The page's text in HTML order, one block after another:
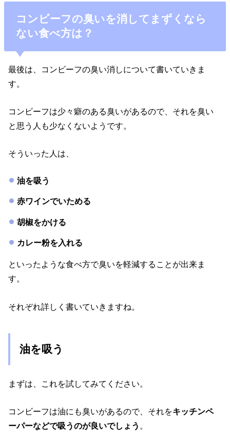
コンビーフの臭いを消してまずくなら
ない食べ方は？
最後は、コンビーフの臭い消しについて書いていきま
す。
コンビーフは少々癖のある臭いがあるので、それを臭い
と思う人も少なくないようです。
そういった人は、
油を吸う
赤ワインでいためる
胡椒をかける
カレー粉を入れる
といったような食べ方で臭いを軽減することが出来ま
す。
それぞれ詳しく書いていきますね。
油を吸う
まずは、これを試してみてください。
コンビーフは油にも臭いがあるので、それをキッチンペ
ーパーなどで吸うのが良いでしょう 。